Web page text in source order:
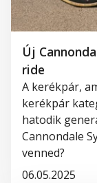
Új
ride
A kerékpár,
kerékpár
hatodik
Cannondale
venned?
06.05.2025